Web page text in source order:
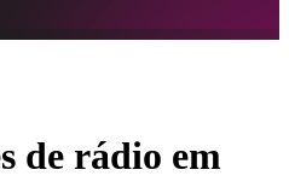
de rádio em